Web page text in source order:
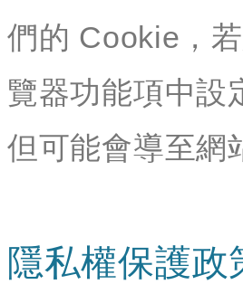
們的 Cookie，
覽器功能項中設
但可能會導至網
隱私權保護政